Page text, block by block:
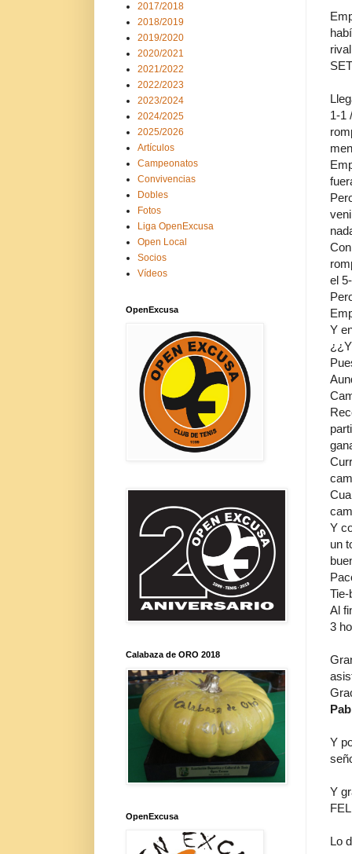
1-1
el
Y
Y
un
Al
3
Y
Y
Lo
2017/2018
2018/2019
2019/2020
2020/2021
2021/2022
2022/2023
2023/2024
2024/2025
2025/2026
Artículos
Campeonatos
Convivencias
Dobles
Fotos
Liga OpenExcusa
Open Local
Socios
Vídeos
OpenExcusa
Calabaza de ORO 2018
OpenExcusa